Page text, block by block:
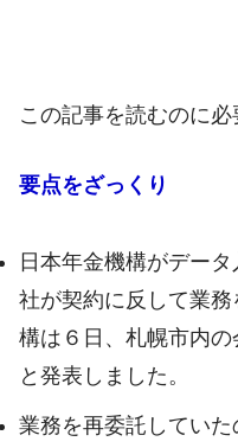
この記事を読むのに必
要点をざっくり
日本年金機構がデー
社が契約に反して業
構は６日、札幌市内
と発表しました。
業務を再委託してい